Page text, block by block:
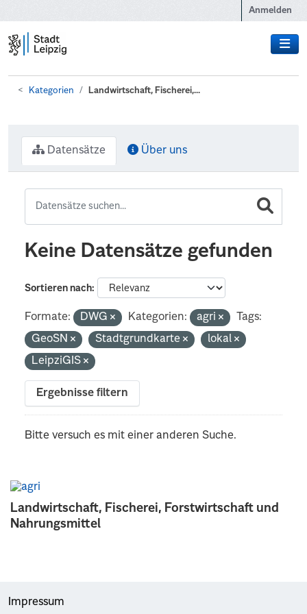
Anmelden
Kategorien Landwirtschaft, Fischerei,...
Landwirtschaft, Fischerei, Forstwirtschaft und
Nahrungsmittel
Datensätze Über uns
Keine Datensätze gefunden
Sortieren nach
Formate: DWG Kategorien: agri
Tags:
GeoSN
Stadtgrundkarte
lokal
LeipziGIS
Ergebnisse filtern
Bitte versuch es mit einer anderen Suche.
Impressum